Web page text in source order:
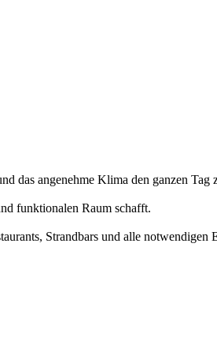
das angenehme Klima den ganzen Tag
funktionalen Raum schafft.
Strandbars und alle notwendigen